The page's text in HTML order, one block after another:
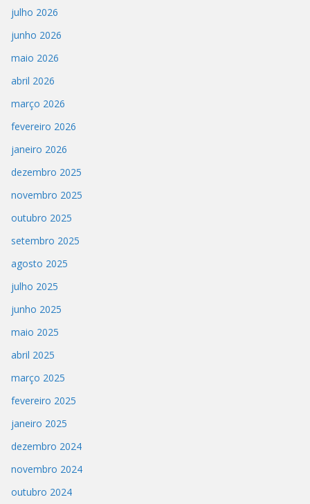
julho 2026
junho 2026
maio 2026
abril 2026
março 2026
fevereiro 2026
janeiro 2026
dezembro 2025
novembro 2025
outubro 2025
setembro 2025
agosto 2025
julho 2025
junho 2025
maio 2025
abril 2025
março 2025
fevereiro 2025
janeiro 2025
dezembro 2024
novembro 2024
outubro 2024